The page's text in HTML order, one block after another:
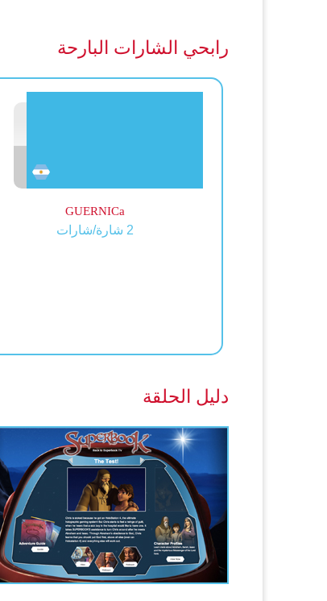
رابحي الشارات البارحة
GUERNICa
2 شارة/شارات
دليل الحلقة